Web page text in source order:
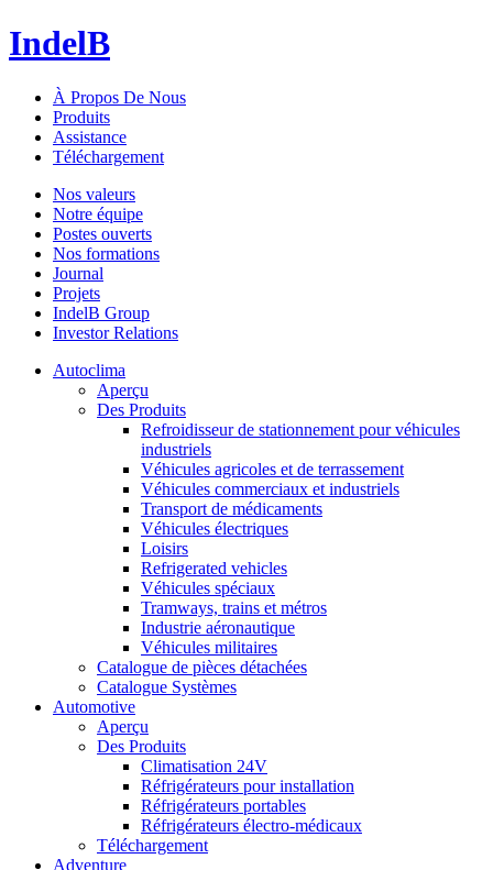
IndelB
À Propos De Nous
Produits
Assistance
Téléchargement
Nos valeurs
Notre équipe
Postes ouverts
Nos formations
Journal
Projets
IndelB Group
Investor Relations
Autoclima
Aperçu
Des Produits
Refroidisseur de stationnement pour véhicules
industriels
Véhicules agricoles et de terrassement
Véhicules commerciaux et industriels
Transport de médicaments
Véhicules électriques
Loisirs
Refrigerated vehicles
Véhicules spéciaux
Tramways, trains et métros
Industrie aéronautique
Véhicules militaires
Catalogue de pièces détachées
Catalogue Systèmes
Automotive
Aperçu
Des Produits
Climatisation 24V
Réfrigérateurs pour installation
Réfrigérateurs portables
Réfrigérateurs électro-médicaux
Téléchargement
Adventure